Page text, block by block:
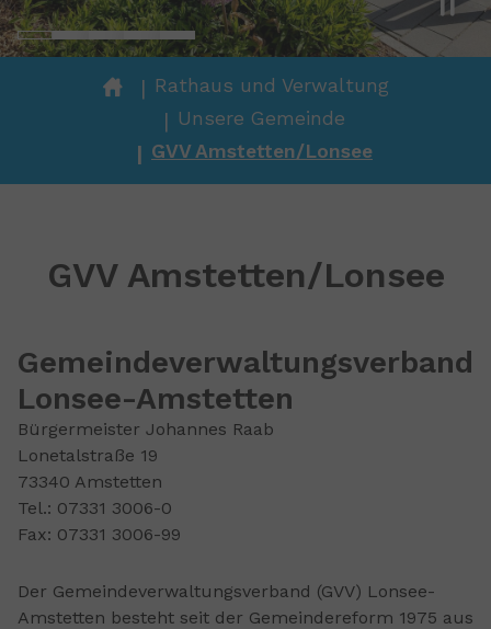
You are here: Rathaus und Verwaltung
Unsere Gemeinde
GVV Amstetten/Lonsee
GVV Amstetten/Lonsee
Gemeindeverwaltungsverband
Lonsee-Amstetten
Bürgermeister Johannes Raab
Lonetalstraße 19
73340 Amstetten
Tel.: 07331 3006-0
Fax: 07331 3006-99
Der Gemeindeverwaltungsverband (GVV) Lonsee-
Amstetten besteht seit der Gemeindereform 1975 aus